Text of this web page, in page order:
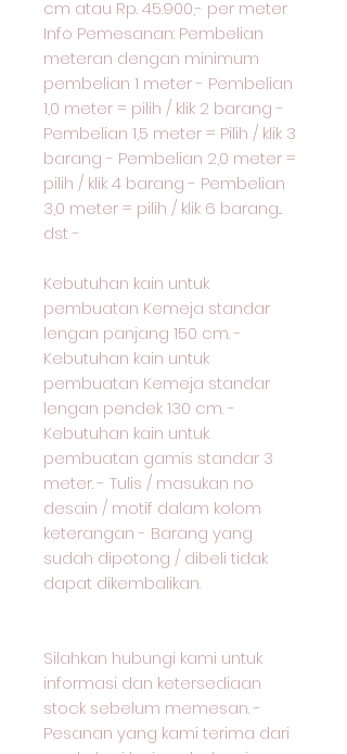
cm atau Rp. 45.900,- per meter
Info Pemesanan: Pembelian
meteran dengan minimum
pembelian 1 meter - Pembelian
1,0 meter = pilih / klik 2 barang -
Pembelian 1,5 meter = Pilih / klik 3
barang - Pembelian 2,0 meter =
pilih / klik 4 barang - Pembelian
3,0 meter = pilih / klik 6 barang...
dst -
Kebutuhan kain untuk
pembuatan Kemeja standar
lengan panjang 150 cm. -
Kebutuhan kain untuk
pembuatan Kemeja standar
lengan pendek 130 cm. -
Kebutuhan kain untuk
pembuatan gamis standar 3
meter. - Tulis / masukan no
desain / motif dalam kolom
keterangan - Barang yang
sudah dipotong / dibeli tidak
dapat dikembalikan.
Silahkan hubungi kami untuk
informasi dan ketersediaan
stock sebelum memesan. -
Pesanan yang kami terima dari